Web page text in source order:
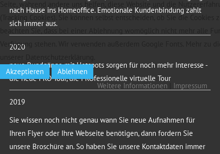
nach Hause ins Homeoffice. Emotionale Kundenbindung zahlt
sich immer aus.
2020
neue Rundgänge mit Hotspots sorgen für noch mehr Interesse -
die neue PRO-Tour, die PROfessionelle virtuelle Tour
2019
Sie wissen noch nicht genau wann Sie neue Aufnahmen für
Ihren Flyer oder Ihre Webseite benötigen, dann fordern Sie
unsere Broschüre an. So haben Sie unsere Kontaktdaten immer
Verfügung stehen. Wir verwenden außerdem Google Fonts. Mehr zu
Akzeptieren
Ablehnen
Weitere Informationen
Impressum